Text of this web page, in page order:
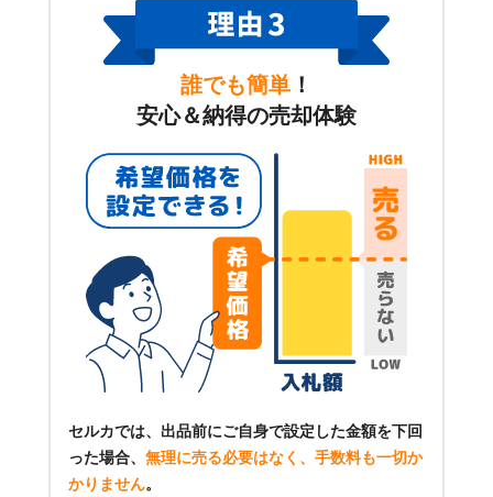
誰でも簡単 ！
安心＆納得の売却体験
セルカでは、出品前にご自身で設定した金額を下回
った場合、 無理に売る必要はなく、手数料も一切か
かりません。